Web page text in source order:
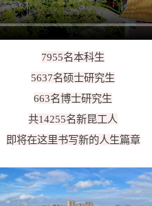
7955名本科生
5637名硕士研究生
663名博士研究生
共14255名新昆工人
即将在这里书写新的人生篇章